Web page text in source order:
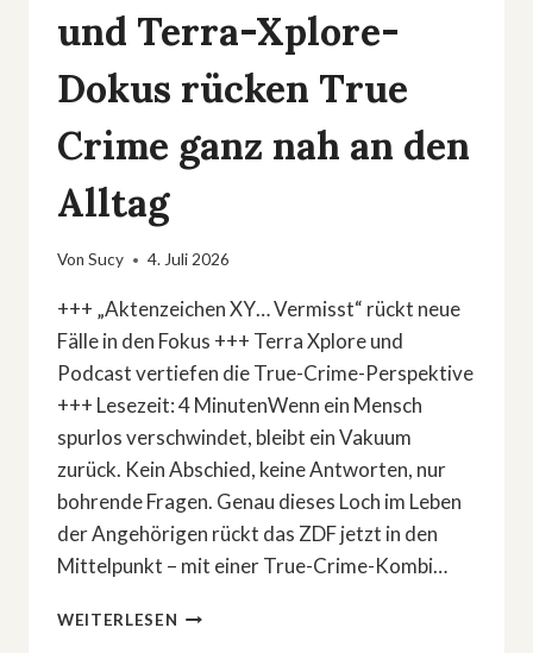
und Terra-Xplore-
Dokus rücken True
Crime ganz nah an den
Alltag
Von Sucy 4. Juli 2026
+++ „Aktenzeichen XY… Vermisst“ rückt neue
Fälle in den Fokus +++ Terra Xplore und
Podcast vertiefen die True-Crime-Perspektive
+++ Lesezeit: 4 MinutenWenn ein Mensch
spurlos verschwindet, bleibt ein Vakuum
zurück. Kein Abschied, keine Antworten, nur
bohrende Fragen. Genau dieses Loch im Leben
der Angehörigen rückt das ZDF jetzt in den
Mittelpunkt – mit einer True-Crime-Kombi…
WEITERLESEN VERMISSTEN-